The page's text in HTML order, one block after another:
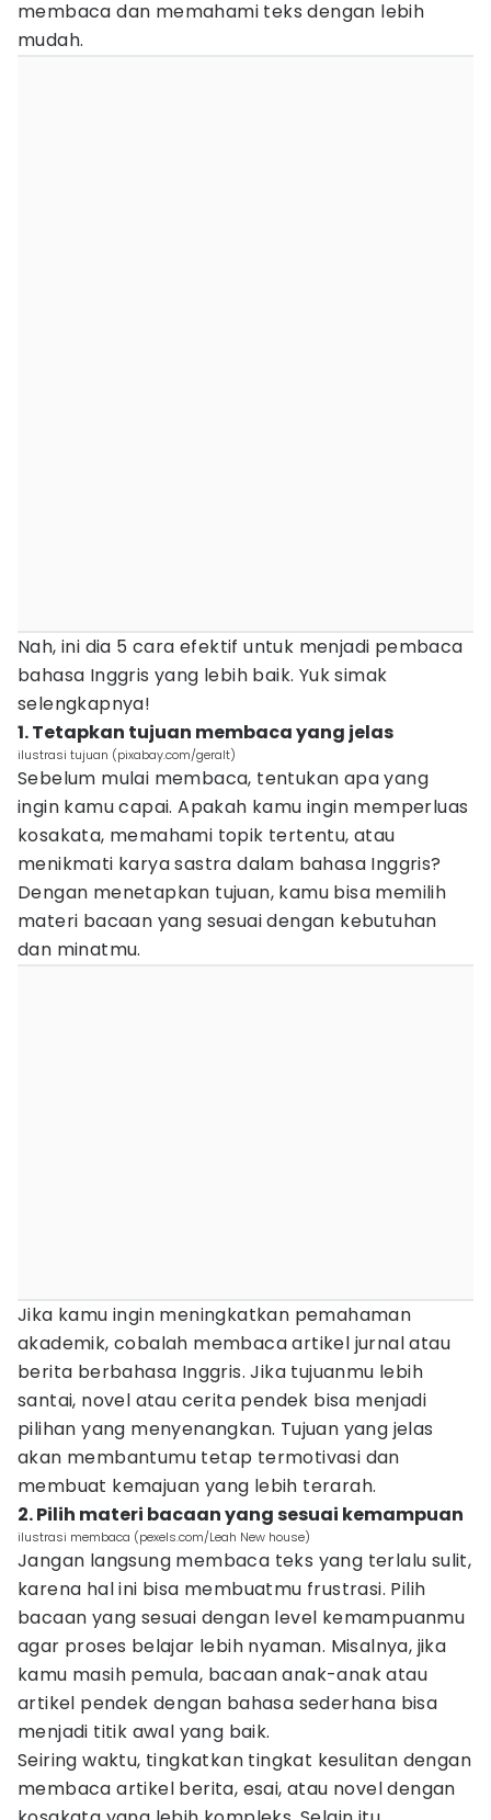
membaca dan memahami teks dengan lebih
mudah.
Nah, ini dia 5 cara efektif untuk menjadi pembaca
bahasa Inggris yang lebih baik. Yuk simak
selengkapnya!
1. Tetapkan tujuan membaca yang jelas
ilustrasi tujuan (pixabay.com/geralt)
Sebelum mulai membaca, tentukan apa yang
ingin kamu capai. Apakah kamu ingin memperluas
kosakata, memahami topik tertentu, atau
menikmati karya sastra dalam bahasa Inggris?
Dengan menetapkan tujuan, kamu bisa memilih
materi bacaan yang sesuai dengan kebutuhan
dan minatmu.
Jika kamu ingin meningkatkan pemahaman
akademik, cobalah membaca artikel jurnal atau
berita berbahasa Inggris. Jika tujuanmu lebih
santai, novel atau cerita pendek bisa menjadi
pilihan yang menyenangkan. Tujuan yang jelas
akan membantumu tetap termotivasi dan
membuat kemajuan yang lebih terarah.
2. Pilih materi bacaan yang sesuai kemampuan
ilustrasi membaca (pexels.com/Leah New house)
Jangan langsung membaca teks yang terlalu sulit,
karena hal ini bisa membuatmu frustrasi. Pilih
bacaan yang sesuai dengan level kemampuanmu
agar proses belajar lebih nyaman. Misalnya, jika
kamu masih pemula, bacaan anak-anak atau
artikel pendek dengan bahasa sederhana bisa
menjadi titik awal yang baik.
Seiring waktu, tingkatkan tingkat kesulitan dengan
membaca artikel berita, esai, atau novel dengan